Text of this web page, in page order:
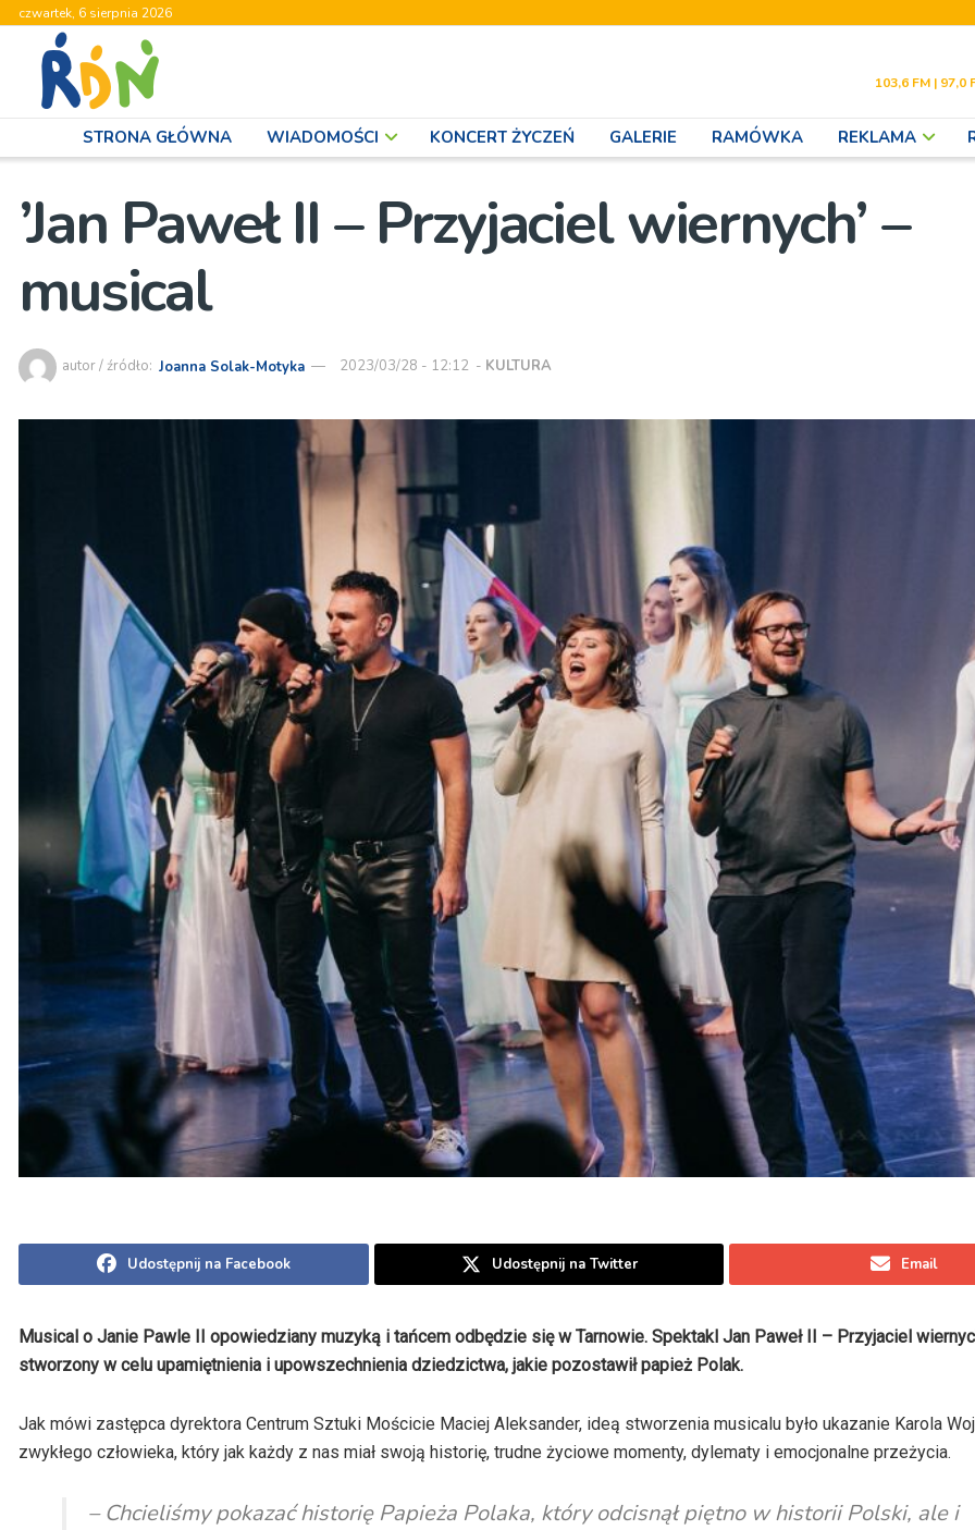
czwartek, 6 sierpnia 2026
103,6 FM | 97,0
STRONA GŁÓWNA WIADOMOŚCI KONCERT ŻYCZEŃ GALERIE RAMÓWKA REKLAMA
’Jan Paweł II – Przyjaciel wiernych’ –
musical
autor / źródło: Joanna Solak-Motyka 2023/03/28 - 12:12 - KULTURA
Udostępnij na Facebook Udostępnij na Twitter Email
Musical o Janie Pawle II opowiedziany muzyką i tańcem odbędzie się w Tarnowie. Spektakl Jan Paweł II – Przyjaciel
stworzony w celu upamiętnienia i upowszechnienia dziedzictwa, jakie pozostawił papież Polak.
Jak mówi zastępca dyrektora Centrum Sztuki Mościcie Maciej Aleksander, ideą stworzenia musicalu było ukazanie Karola
zwykłego człowieka, który jak każdy z nas miał swoją historię, trudne życiowe momenty, dylematy i emocjonalne przeżycia.
– Chcieliśmy pokazać historię Papieża Polaka, który odcisnął piętno w historii Polski, ale i